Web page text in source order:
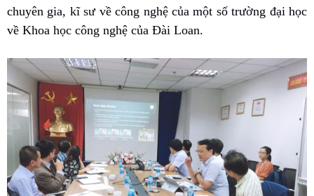
chuyên gia, kĩ sư về công nghệ của một số trường đại học
về Khoa học công nghệ của Đài Loan.